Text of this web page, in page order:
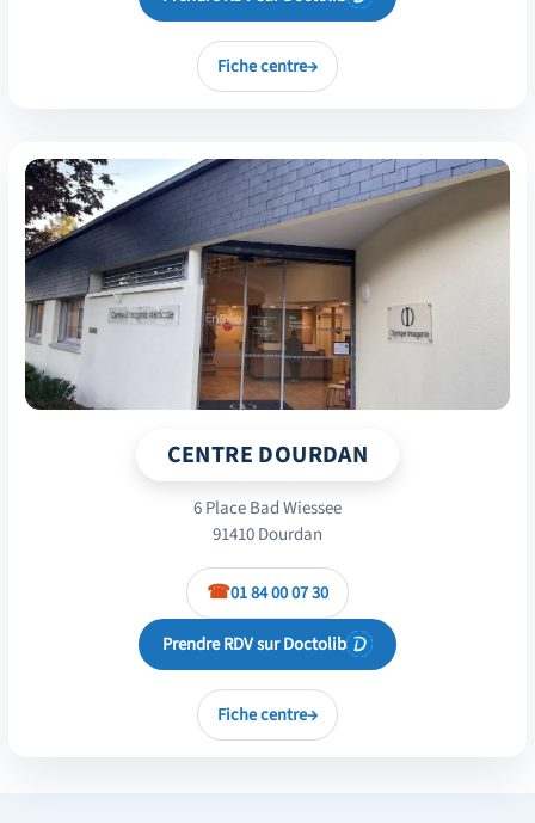
Fiche centre→
CENTRE DOURDAN
6 Place Bad Wiessee
91410 Dourdan
01 84 00 07 30
Prendre RDV sur Doctolib
Fiche centre→